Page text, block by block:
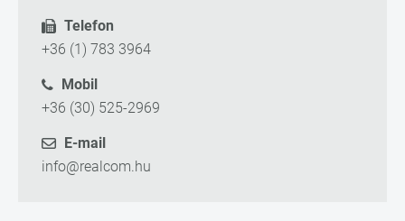
Telefon
+36 (1) 783 3964
Mobil
+36 (30) 525-2969
E-mail
info@realcom.hu